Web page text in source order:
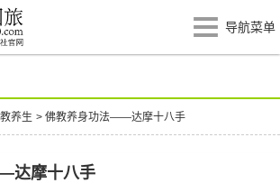
导航菜单
养生 >佛教养身功法——达摩十八手
达摩十八手